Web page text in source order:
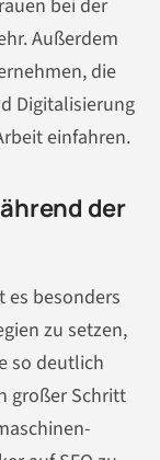
bei der
Außerdem
die
Digitalisierung
einfahren.
der
es besonders
zu setzen,
so deutlich
großer Schritt